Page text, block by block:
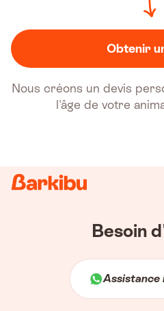
Obtenir
Nous créons un devis
l'âge de votre
Besoin
Assistance